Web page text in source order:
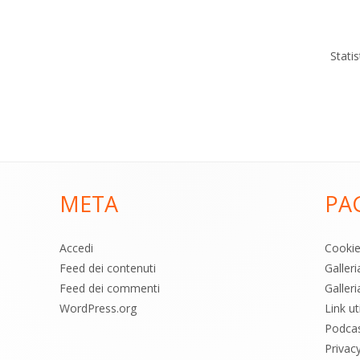
META
Accedi
Feed dei contenuti
Feed dei commenti
WordPress.org
Link